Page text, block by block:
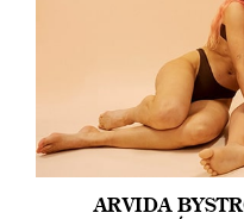
ARVIDA